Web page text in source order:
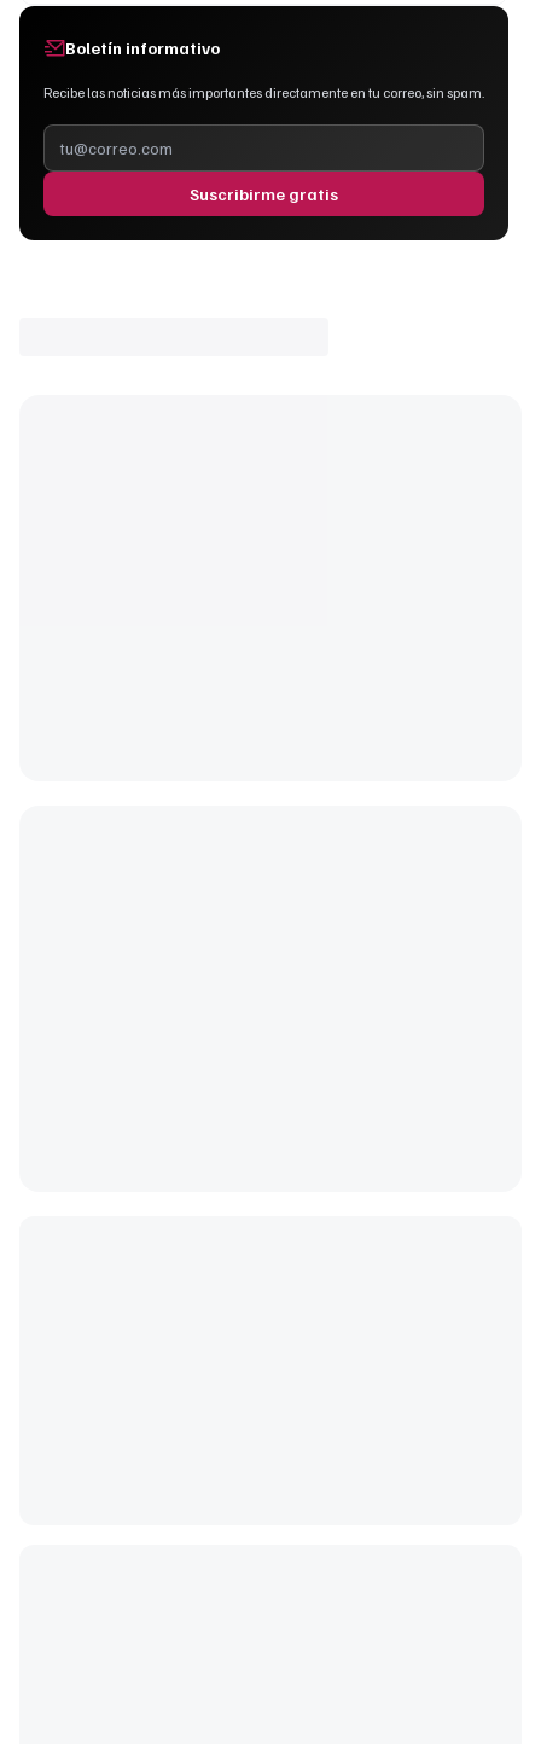
Boletín informativo
Recibe las noticias más importantes directamente en tu correo, sin spam.
Suscribirme gratis